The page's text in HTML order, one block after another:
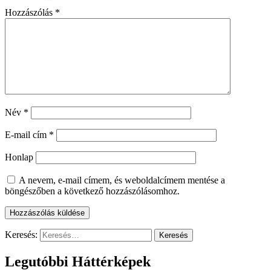
Hozzászólás *
Név *
E-mail cím *
Honlap
A nevem, e-mail címem, és weboldalcímem mentése a
böngészőben a következő hozzászólásomhoz.
Keresés:
Legutóbbi Háttérképek